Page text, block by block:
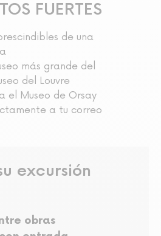
FUERTES
de una
más grande del
del Louvre
el Museo de Orsay
a tu correo
excursión
obras